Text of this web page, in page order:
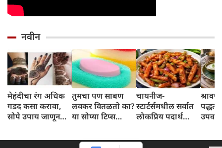
नवीन
मेहंदीचा रंग अधिक
गडद कसा करावा,
सोपे उपाय जाणून
तुमचा पण साबण
लवकर वितळतो का?
या सोप्या टिप्स
चायनीज-
स्टार्टर्समधील सर्वात
लोकप्रिय पदार्थ